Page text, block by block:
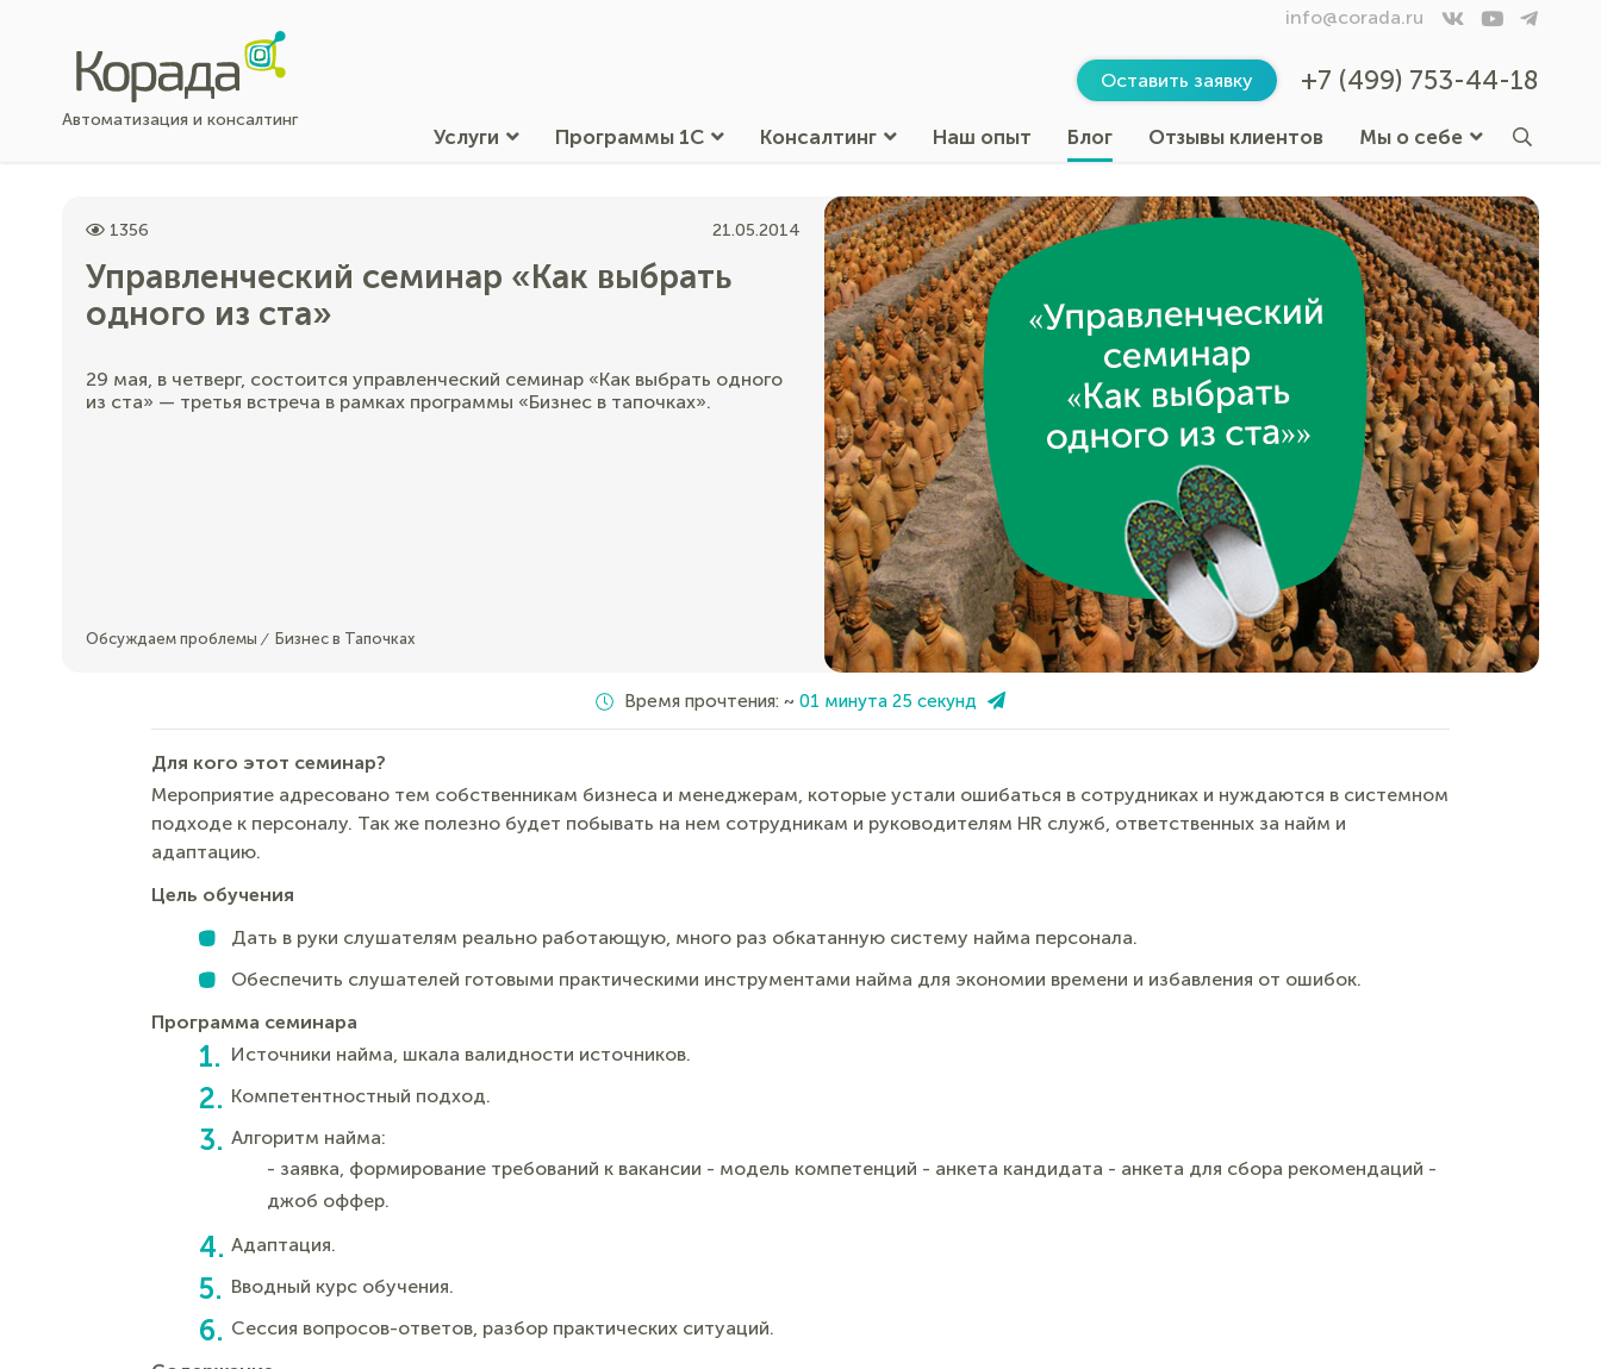
info@corada.ru
Автоматизация и консалтинг
Оставить заявку +7 (499) 753-44-18
Услуги Программы 1С Консалтинг Наш опыт Блог Отзывы клиентов Мы о себе
1356 21.05.2014
Управленческий семинар «Как выбрать
одного из ста»
29 мая, в четверг, состоится управленческий семинар «Как выбрать одного
из ста» — третья встреча в рамках программы «Бизнес в тапочках».
Обсуждаем проблемы ⁄ Бизнес в Тапочках
Время прочтения: ~ 01 минута 25 секунд
Для кого этот семинар?
Мероприятие адресовано тем собственникам бизнеса и менеджерам, которые устали ошибаться в сотрудниках и нуждаются в системном
подходе к персоналу. Так же полезно будет побывать на нем сотрудникам и руководителям HR служб, ответственных за найм и
адаптацию.
Цель обучения
Дать в руки слушателям реально работающую, много раз обкатанную систему найма персонала.
Обеспечить слушателей готовыми практическими инструментами найма для экономии времени и избавления от ошибок.
Программа семинара
Источники найма, шкала валидности источников.
Компетентностный подход.
Алгоритм найма:
- заявка, формирование требований к вакансии - модель компетенций - анкета кандидата - анкета для сбора рекомендаций -
джоб оффер.
Адаптация.
Вводный курс обучения.
Сессия вопросов-ответов, разбор практических ситуаций.